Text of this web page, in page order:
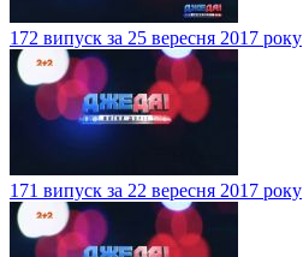
172 випуск за 25 вересня 2017 року
171 випуск за 22 вересня 2017 року